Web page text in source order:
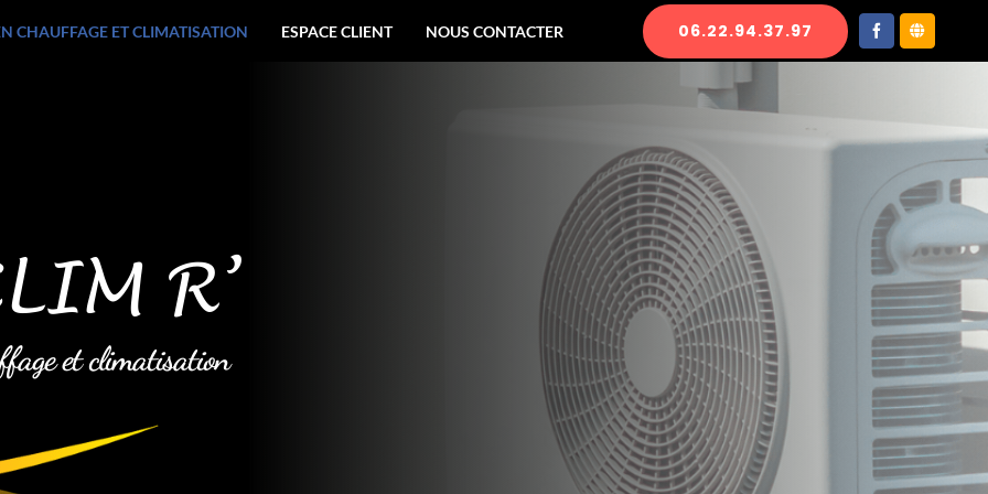
CHAUFFAGE ET CLIMATISATION ESPACE CLIENT NOUS CONTACTER 06.22.94.37.97
R’
et climatisation